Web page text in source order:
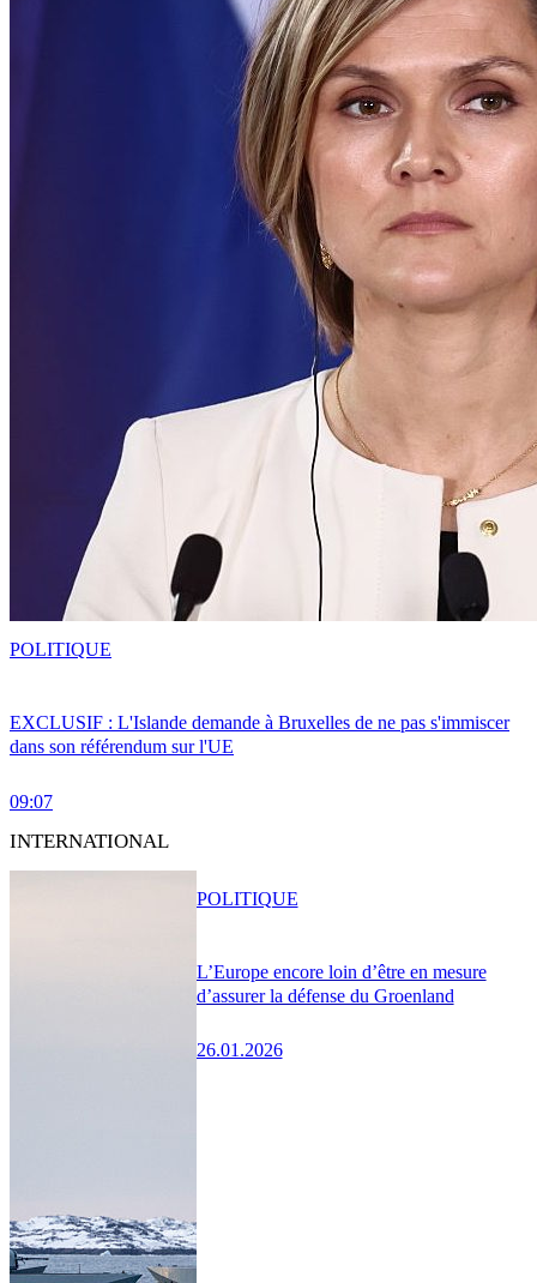
EXCLUSIF : L'Islande demande à Bruxelles de ne pas s'immiscer
dans son référendum sur l'UE
09:07
POLITIQUE
INTERNATIONAL
L’Europe encore loin d’être en mesure
d’assurer la défense du Groenland
26.01.2026
POLITIQUE